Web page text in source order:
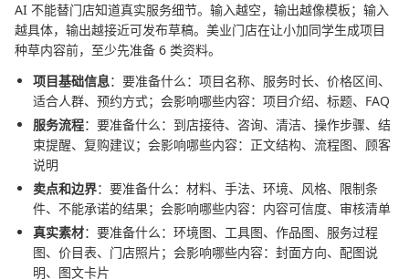
AI 不能替门店知道真实服务细节。输入越空，输出越像模板；输入
越具体，输出越接近可发布草稿。美业门店在让小加同学生成项目
种草内容前，至少先准备 6 类资料。
项目基础信息：要准备什么：项目名称、服务时长、价格区间、
适合人群、预约方式；会影响哪些内容：项目介绍、标题、FAQ
服务流程：要准备什么：到店接待、咨询、清洁、操作步骤、结
束提醒、复购建议；会影响哪些内容：正文结构、流程图、顾客
说明
卖点和边界：要准备什么：材料、手法、环境、风格、限制条
件、不能承诺的结果；会影响哪些内容：内容可信度、审核清单
真实素材：要准备什么：环境图、工具图、作品图、服务过程
图、价目表、门店照片；会影响哪些内容：封面方向、配图说
明、图文卡片